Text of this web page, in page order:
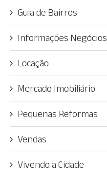
Guia de Bairros
Informações Negócios
Locação
Mercado Imobiliário
Pequenas Reformas
Vendas
Vivendo a Cidade